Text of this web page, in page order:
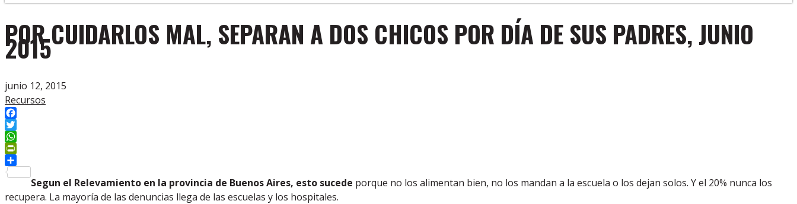
POR CUIDARLOS MAL, SEPARAN A DOS CHICOS POR DÍA DE SUS PADRES, JUNIO
2015
junio 12, 2015
Recursos
Facebook
Twitter
WhatsApp
PrintFriendly
Segun el Relevamiento en la provincia de Buenos Aires, esto sucede porque no los alimentan bien, no los mandan a la escuela o los dejan solos. Y el 20% nunca los
recupera. La mayoría de las denuncias llega de las escuelas y los hospitales.